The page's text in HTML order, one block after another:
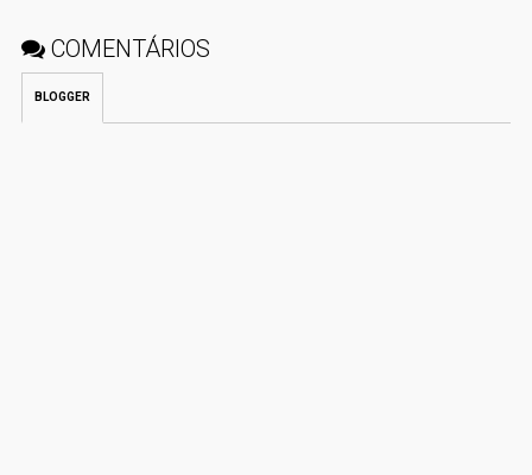
COMENTÁRIOS
BLOGGER